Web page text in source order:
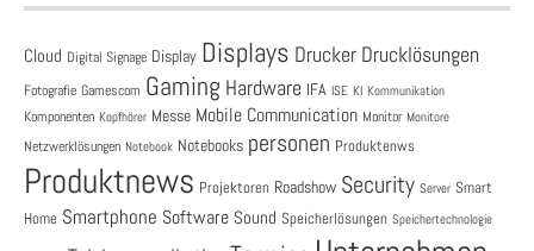
Cloud Digital Signage Display Displays Drucker Drucklösungen
Fotografie Gamescom Gaming Hardware IFA ISE KI Kommunikation
Komponenten Kopfhörer Messe Mobile Communication Monitor Monitore
Netzwerklösungen Notebook Notebooks personen Produktenws
Produktnews Projektoren Roadshow Security Server Smart
Home Smartphone Software Sound Speicherlösungen Speichertechnologie